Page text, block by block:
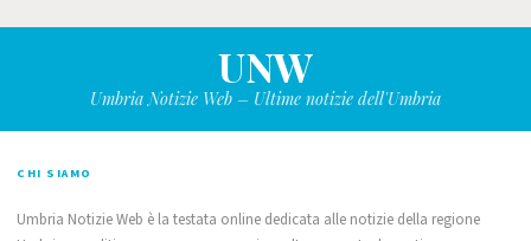
UNW
Umbria Notizie Web – Ultime notizie dell'Umbria
CHI SIAMO
Umbria Notizie Web è la testata online dedicata alle notizie della regione